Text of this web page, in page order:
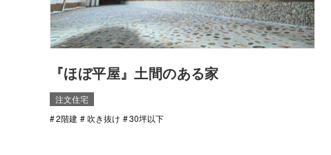
『ほぼ平屋』土間のある家
注文住宅
2階建
吹き抜け 30坪以下